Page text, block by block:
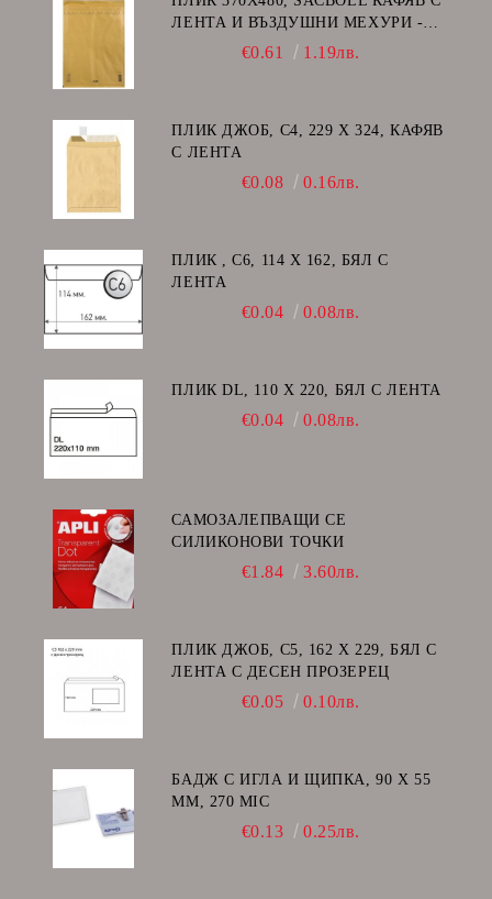
ЛЕНТА И ВЪЗДУШНИ МЕХУРИ -
€0.61 1.19лв.
ПЛИК ДЖОБ, C4, 229 Х 324, КАФЯВ
С ЛЕНТА
€0.08 0.16лв.
ПЛИК , C6, 114 Х 162, БЯЛ С
ЛЕНТА
€0.04 0.08лв.
ПЛИК DL, 110 Х 220, БЯЛ С ЛЕНТА
€0.04 0.08лв.
САМОЗАЛЕПВАЩИ СЕ
СИЛИКОНОВИ ТОЧКИ
€1.84 3.60лв.
ПЛИК ДЖОБ, C5, 162 Х 229, БЯЛ С
ЛЕНТА С ДЕСЕН ПРОЗЕРЕЦ
€0.05 0.10лв.
БАДЖ С ИГЛА И ЩИПКА, 90 Х 55
ММ, 270 MIC
€0.13 0.25лв.